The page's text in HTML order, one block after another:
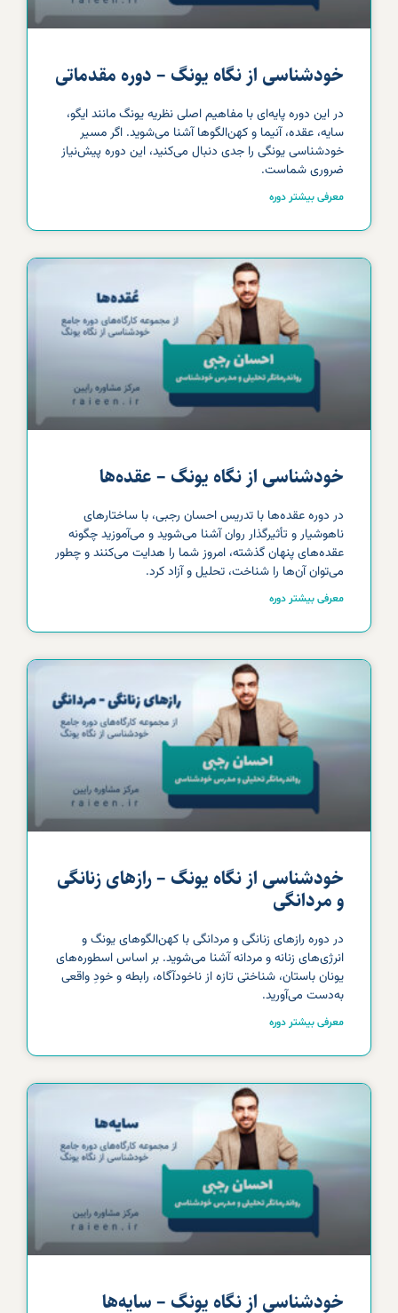
خودشناسی از نگاه یونگ – دوره مقدماتی
در این دوره پایه‌ای با مفاهیم اصلی نظریه یونگ مانند ایگو،
سایه، عقده، آنیما و کهن‌الگوها آشنا می‌شوید. اگر مسیر
خودشناسی یونگی را جدی دنبال می‌کنید، این دوره پیش‌نیاز
ضروری شماست.
معرفی بیشتر دوره
خودشناسی از نگاه یونگ – عقده‌ها
در دوره عقده‌ها با تدریس احسان رجبی، با ساختارهای
ناهوشیار و تأثیرگذار روان آشنا می‌شوید و می‌آموزید چگونه
عقده‌های پنهان گذشته، امروز شما را هدایت می‌کنند و چطور
می‌توان آن‌ها را شناخت، تحلیل و آزاد کرد.
معرفی بیشتر دوره
خودشناسی از نگاه یونگ – رازهای زنانگی
و مردانگی
در دوره رازهای زنانگی و مردانگی با کهن‌الگوهای یونگ و
انرژی‌های زنانه و مردانه آشنا می‌شوید. بر اساس اسطوره‌های
یونان باستان، شناختی تازه از ناخودآگاه، رابطه و خودِ واقعی
به‌دست می‌آورید.
معرفی بیشتر دوره
خودشناسی از نگاه یونگ – سایه‌ها